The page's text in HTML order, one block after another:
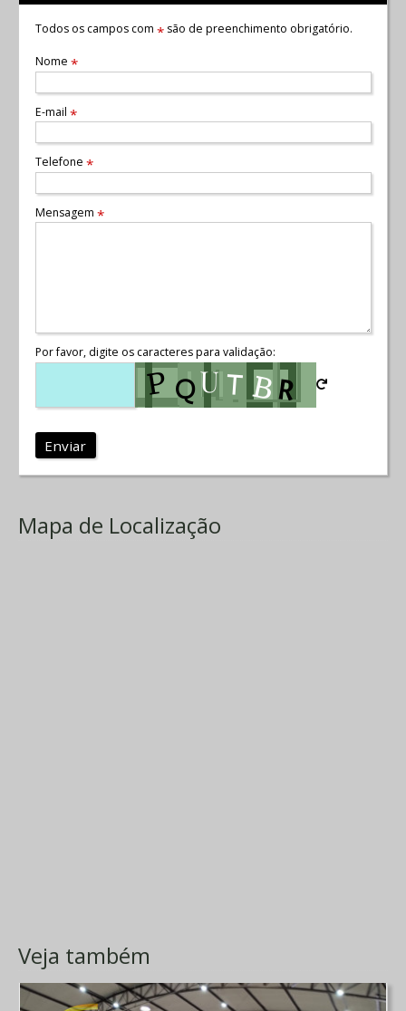
Todos os campos com *são de preenchimento obrigatório.
Nome *
E-mail *
Telefone *
Mensagem *
Por favor, digite os caracteres para validação:
Enviar
Mapa de Localização
Veja também